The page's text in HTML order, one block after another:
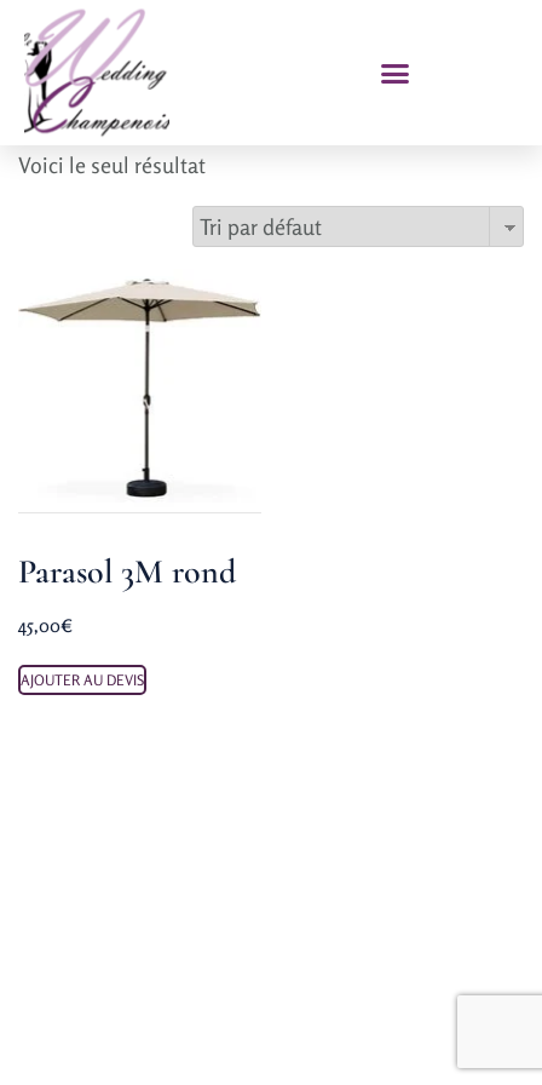
Voici le seul résultat
Parasol 3M rond
45,00€
AJOUTER AU DEVIS